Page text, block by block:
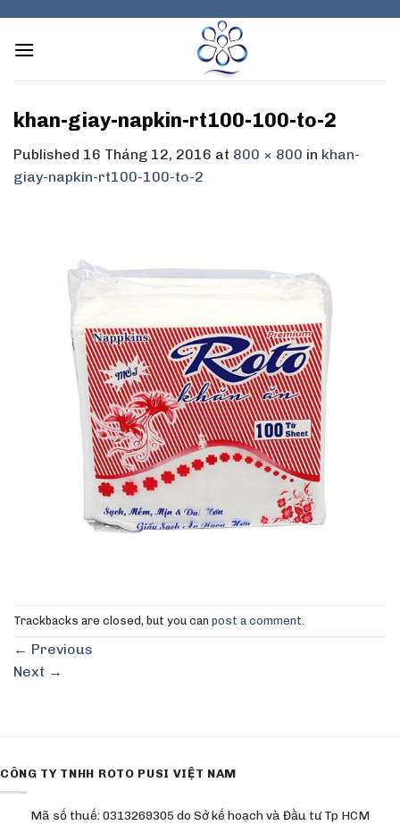
content
khan-giay-napkin-rt100-100-to-2
Published 16 Tháng 12, 2016 at 800 × 800 in khan-
giay-napkin-rt100-100-to-2
Trackbacks are closed, but you can post a comment
← Previous
Next →
CÔNG TY TNHH ROTO PUSI VIỆT NAM
Mã số thuế: 0313269305 do Sở kế hoạch và Đầu tư Tp HCM